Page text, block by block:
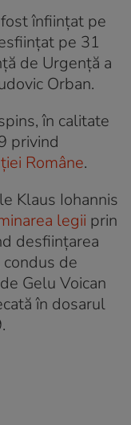
înființat pe
pe 31
de Urgență a
Orban.
în calitate
privind
Române.
Klaus Iohannis
legii prin
desființarea
de
Gelu Voican
în dosarul